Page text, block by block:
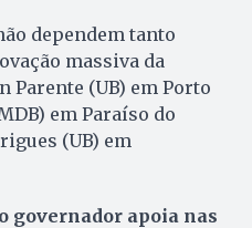
dependem tanto
massiva da
Parente (UB) em Porto
em Paraíso do
(UB) em
governador apoia nas